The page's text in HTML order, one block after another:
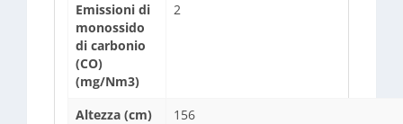
Emissioni di
monossido
di carbonio
(CO)
(mg/Nm3)
2
Altezza (cm)
156